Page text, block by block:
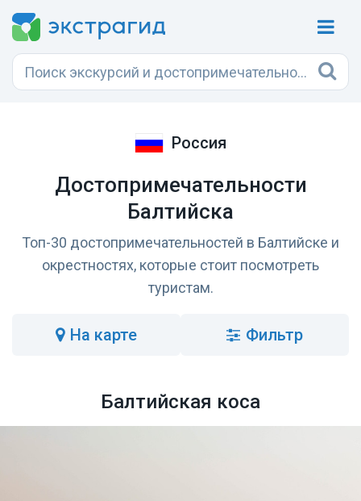
Россия
Достопримечательности
Балтийска
Топ-30 достопримечательностей в Балтийске и
окрестностях, которые стоит посмотреть
туристам.
на карте Фильтр
Балтийская коса